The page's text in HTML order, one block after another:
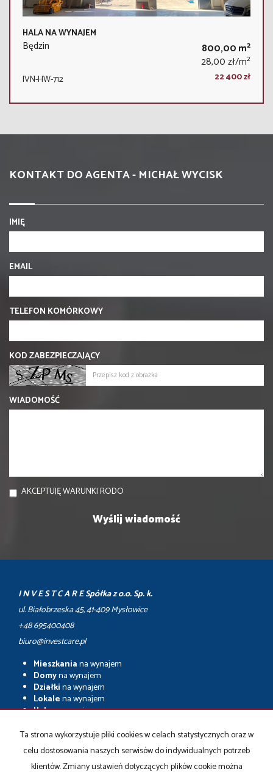
HALA NA WYNAJEM
Będzin 800,00 m2
28,00 zł/m2
IVN-HW-712 22 400 zł
KONTAKT DO AGENTA - MICHAŁ WYCISK
IMIĘ
EMAIL
TELEFON KOMÓRKOWY
KOD ZABEZPIECZAJĄCY
WIADOMOŚĆ
AKCEPTUJĘ WARUNKI RODO
I N V E S T C A R E Spółka z o.o. Sp. k.
ul. Białobrzeska 45, 41-409 Mysłowice
+48 695400408
biuro@investcare.pl
Mieszkaniana wynajem
Domyna wynajem
Działkina wynajem
Lokalena wynajem
Halena wynajem
Mieszkania
na sprzedaż
Domyna sprzedaż
Działkina sprzedaż
Ta strona wykorzystuje pliki cookies w celach statystycznych oraz w
celu dostosowania naszych serwisów do indywidualnych potrzeb
klientów. Zmiany ustawień dotyczących plików cookie można